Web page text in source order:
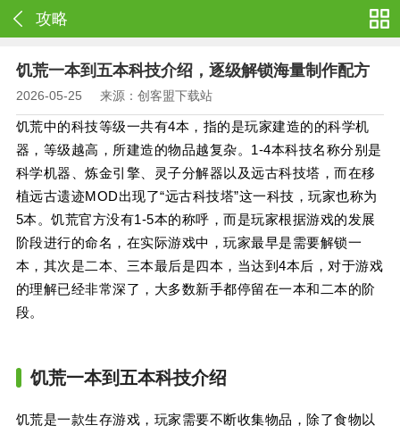
攻略
饥荒一本到五本科技介绍，逐级解锁海量制作配方
2026-05-25 来源：创客盟下载站
饥荒中的科技等级一共有4本，指的是玩家建造的的科学机
器，等级越高，所建造的物品越复杂。1-4本科技名称分别是
科学机器、炼金引擎、灵子分解器以及远古科技塔，而在移
植远古遗迹MOD出现了“远古科技塔”这一科技，玩家也称为
5本。饥荒官方没有1-5本的称呼，而是玩家根据游戏的发展
阶段进行的命名，在实际游戏中，玩家最早是需要解锁一
本，其次是二本、三本最后是四本，当达到4本后，对于游戏
的理解已经非常深了，大多数新手都停留在一本和二本的阶
段。
饥荒一本到五本科技介绍
饥荒是一款生存游戏，玩家需要不断收集物品，除了食物以